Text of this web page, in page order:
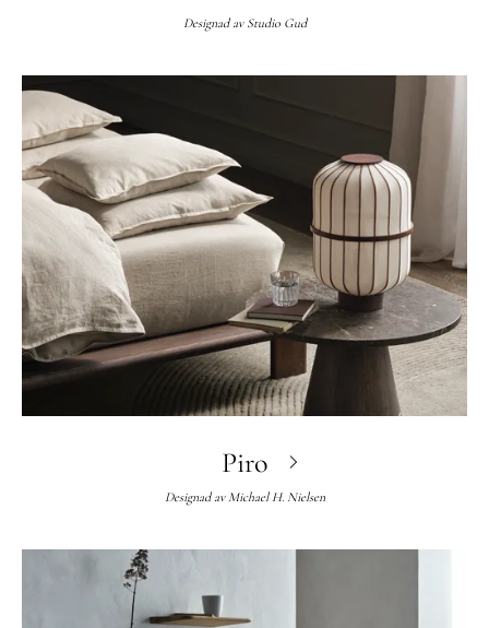
Designad av Studio Gud
Piro
Designad av Michael H. Nielsen